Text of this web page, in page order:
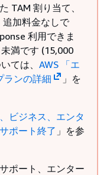
TAM 割り当て、
追加料金なしで
利用できま
満です (15,000
ては、 AWS 「エ
ランの詳細
」を
ビジネス、エンタ
ポート終了 」を参
ポート、エンター